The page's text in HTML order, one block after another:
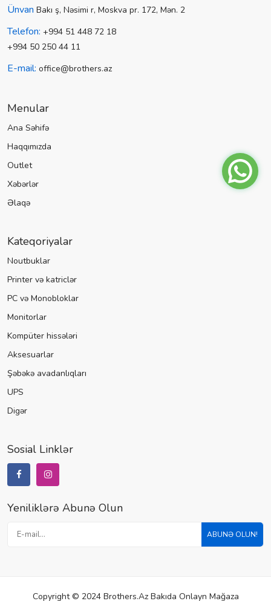
Ünvan Bakı ş, Nəsimi r, Moskva pr. 172, Mən. 2
Telefon: +994 51 448 72 18
+994 50 250 44 11
E-mail: office@brothers.az
Menular
Ana Səhifə
Haqqımızda
Outlet
Xəbərlər
Əlaqə
Kateqoriyalar
Noutbuklar
Printer və katriclər
PC və Monobloklar
Monitorlar
Kompüter hissələri
Aksesuarlar
Şəbəkə avadanlıqları
UPS
Digər
Sosial Linklər
Yeniliklərə Abunə Olun
ABUNƏ OLUN!
Copyright © 2024 Brothers.az Bakıda Onlayn Mağaza